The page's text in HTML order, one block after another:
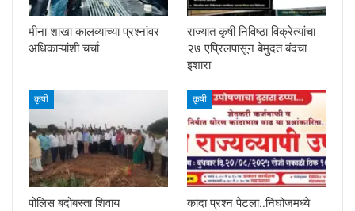
मीना शाखा कालव्याच्या प्रश्नांवर
अधिकाऱ्यांशी चर्चा
राज्यात कृषी निविष्ठा विक्रेत्यांचा
२७ एप्रिलपासून बेमुदत बंदचा
इशारा
कृषी
पोलिस बंदोबस्ता शिवाय
कृषी
कांदा प्रश्न पेटला..निघोजमध्ये